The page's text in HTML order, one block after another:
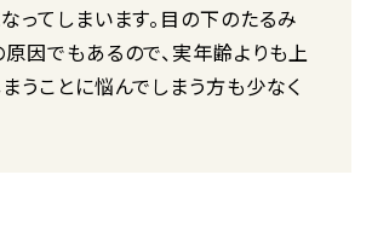
ってしまいます。目の下のたるみ
因でもあるので、実年齢よりも上
うことに悩んでしまう方も少なく